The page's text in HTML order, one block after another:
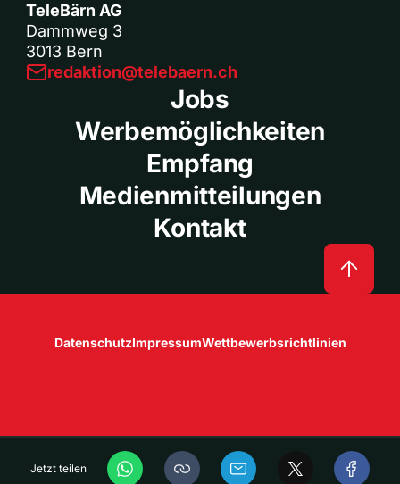
Jetzt teilen
TeleBärn AG
Dammweg 3
3013 Bern
redaktion@telebaern.ch
Jobs
Werbemöglichkeiten
Empfang
Medienmitteilungen
Kontakt
DatenschutzImpressumWettbewerbsrichtlinien